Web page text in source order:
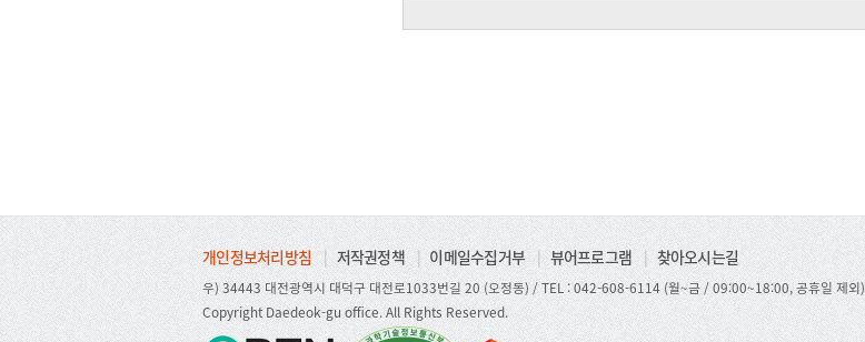
개인정보처리방침 | 저작권정책 | 이메일수집거부 | 뷰어프로그램 | 찾아오시는길
우) 34443 대전광역시 대덕구 대전로1033번길 20 (오정동) /TEL : 042-608-6114 (월~금 / 09:00~18:00, 공휴일 제외)
Copyright Daedeok-gu office. All Rights Reserved.